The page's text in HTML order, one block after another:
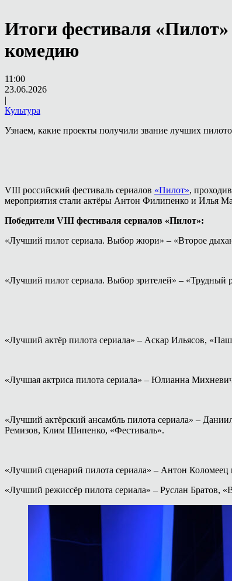
Итоги фестиваля
комедию
11:00
23.06.2026
|
Культура
Узнаем, какие проекты получили звание лучших
VIII российский фестиваль сериалов «Пилот»,
мероприятия стали актёры Антон Филипенко и Илья
Победители VIII фестиваля сериалов «Пилот»:
«Лучший пилот сериала. Выбор жюри» – «Второе
«Лучший пилот сериала. Выбор зрителей» – «Трудный
«Лучший актёр пилота сериала» – Аскар Ильясов,
«Лучшая актриса пилота сериала» – Юлианна
«Лучший актёрский ансамбль пилота сериала» –
Ремизов, Клим Шипенко, «Фестиваль».
«Лучший сценарий пилота сериала» – Антон
«Лучший режиссёр пилота сериала» – Руслан Братов,